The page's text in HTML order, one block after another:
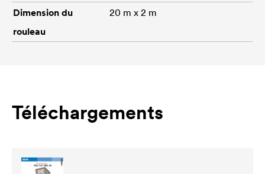
Dimension du
rouleau
20 m x 2 m
Téléchargements